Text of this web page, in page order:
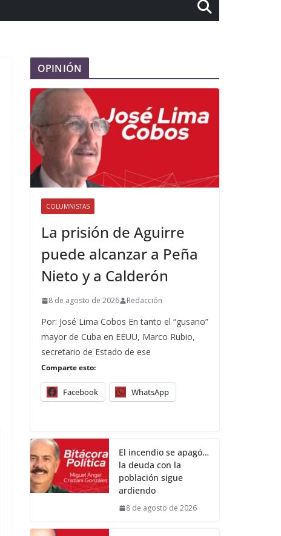
OPINIÓN
COLUMNISTAS
La prisión de Aguirre
puede alcanzar a Peña
Nieto y a Calderón
8 de agosto de 2026 Redacción
Por: José Lima Cobos En tanto el “gusano”
mayor de Cuba en EEUU, Marco Rubio,
secretario de Estado de ese
Comparte esto:
Facebook WhatsApp
El incendio se apagó…
la deuda con la
población sigue
ardiendo
8 de agosto de 2026